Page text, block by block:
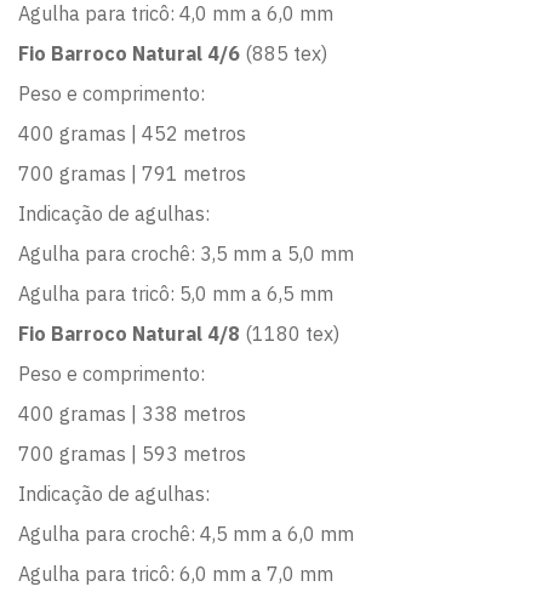
Agulha para tricô: 4,0 mm a 6,0 mm
Fio Barroco Natural 4/6 (885 tex)
Peso e comprimento:
400 gramas | 452 metros
700 gramas | 791 metros
Indicação de agulhas:
Agulha para crochê: 3,5 mm a 5,0 mm
Agulha para tricô: 5,0 mm a 6,5 mm
Fio Barroco Natural 4/8 (1180 tex)
Peso e comprimento:
400 gramas | 338 metros
700 gramas | 593 metros
Indicação de agulhas:
Agulha para crochê: 4,5 mm a 6,0 mm
Agulha para tricô: 6,0 mm a 7,0 mm